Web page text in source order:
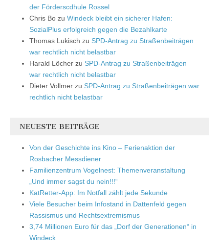
der Förderscdhule Rossel
Chris Bo zu Windeck bleibt ein sicherer Hafen:
SozialPlus erfolgreich gegen die Bezahlkarte
Thomas Lukisch zu SPD-Antrag zu Straßenbeiträgen
war rechtlich nicht belastbar
Harald Löcher zu SPD-Antrag zu Straßenbeiträgen
war rechtlich nicht belastbar
Dieter Vollmer zu SPD-Antrag zu Straßenbeiträgen war
rechtlich nicht belastbar
NEUESTE BEITRÄGE
Von der Geschichte ins Kino – Ferienaktion der
Rosbacher Messdiener
Familienzentrum Vogelnest: Themenveranstaltung
„Und immer sagst du nein!!!“
KatRetter-App: Im Notfall zählt jede Sekunde
Viele Besucher beim Infostand in Dattenfeld gegen
Rassismus und Rechtsextremismus
3,74 Millionen Euro für das „Dorf der Generationen“ in
Windeck